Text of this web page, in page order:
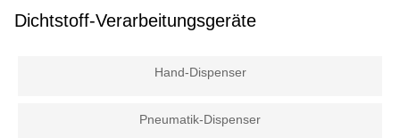
Dichtstoff-Verarbeitungsgeräte
Hand-Dispenser
Pneumatik-Dispenser